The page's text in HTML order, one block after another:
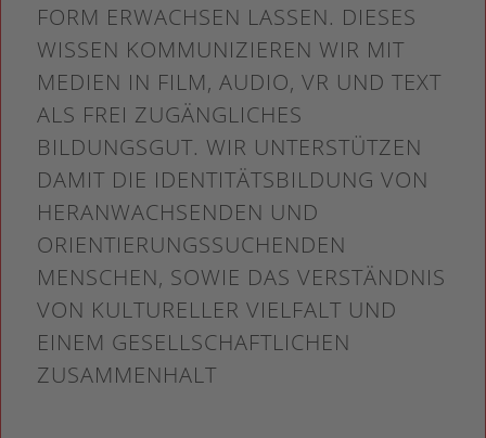
ORM ERWACHSEN LASSEN. DIESES W
ISSEN KOMMUNIZIEREN WIR MIT M
EDIEN IN FILM, AUDIO, VR UND TEXT A
LS FREI ZUGÄNGLICHES B
ILDUNGSGUT. WIR UNTERSTÜTZEN D
AMIT DIE IDENTITÄTSBILDUNG VON H
ERANWACHSENDEN UND O
RIENTIERUNGSSUCHENDEN M
ENSCHEN, SOWIE DAS VERSTÄNDNIS V
ON KULTURELLER VIELFALT UND E
INEM GESELLSCHAFTLICHEN Z
USAMMENHALT